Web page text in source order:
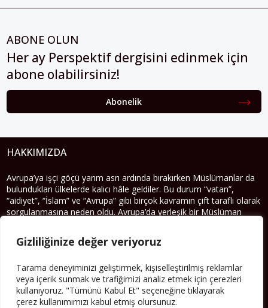
Gizliliğinize değer veriyoruz
Tarama deneyiminizi geliştirmek, kişiselleştirilmiş reklamlar
veya içerik sunmak ve trafiğimizi analiz etmek için çerezleri
kullanıyoruz. "Tümünü Kabul Et" seçeneğine tıklayarak
çerez kullanımımızı kabul etmiş olursunuz.
ABONE OLUN
Her ay Perspektif dergisini edinmek için
abone olabilirsiniz!
Abonelik
HAKKIMIZDA
Avrupa’ya işçi göçü yarım asrı ardında bırakırken Müslümanlar da
bulundukları ülkelerde kalıcı hâle geldiler. Bu durum “vatan”,
“aidiyet”, “İslam” ve “Avrupa” gibi birçok kavramın çift taraflı olarak
sorgulanmasına neden oldu. Avrupa’da yerleşik bir Müslüman
PERSPEKTIF’I SOSYAL MEDYADA TAKIP EDEBILIRSINIZ